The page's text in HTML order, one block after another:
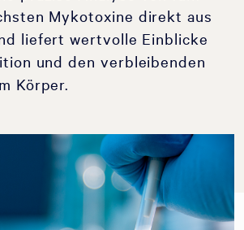
Mykotoxine direkt aus
liefert wertvolle Einblicke
und den verbleibenden
Körper.